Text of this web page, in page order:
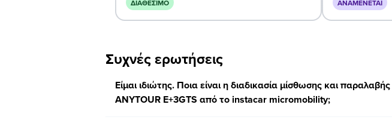
ΔΙΑΘΈΣΙΜΟ ΑΝΑΜΈΝΕΤΑΙ
Συχνές ερωτήσεις
Είμαι ιδιώτης. Ποια είναι η διαδικασία μίσθωσης και
ANYTOUR E+3GTS από το instacar micromobility;